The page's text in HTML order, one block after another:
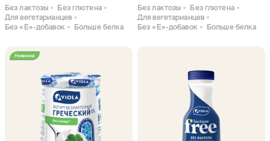
Без лактозы
Без глютена
Для вегетарианцев
Без «Е»-добавок
Больше белка
Без лактозы
Без глютена
Для вегетарианцев
Без «Е»-добавок
Больше белка
Новинка